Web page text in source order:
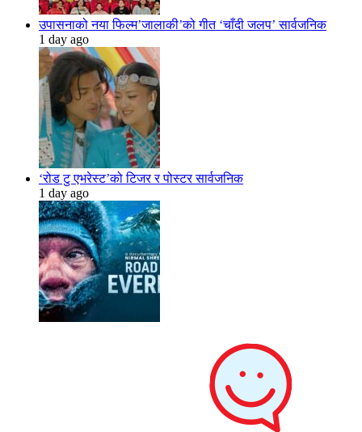
उपासनाको नया फिल्म’जालाकी’को गीत ‘चाँदी जलप’ सार्वजनिक
1 day ago
‘रोड टु एभरेस्ट’को टिजर र पोस्टर सार्वजनिक
1 day ago